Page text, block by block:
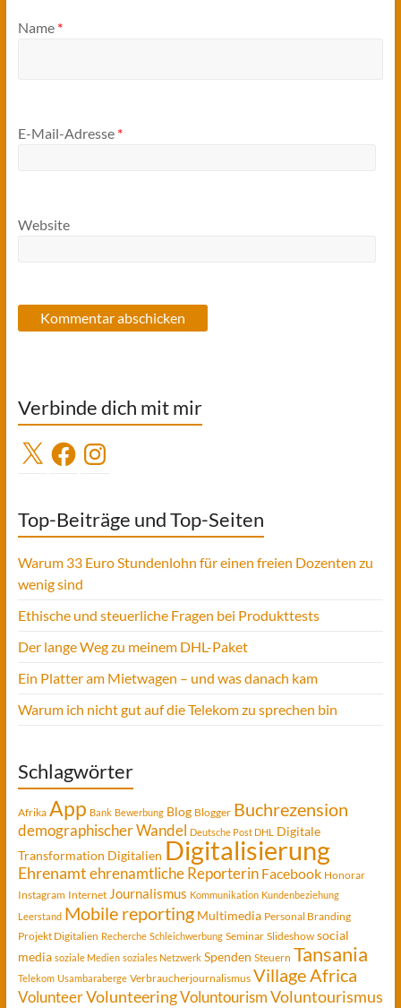
Name *
E-Mail-Adresse *
Website
Verbinde dich mit mir
X FacebookInstagram
Top-Beiträge und Top-Seiten
Warum 33 Euro Stundenlohn für einen freien Dozenten zu
wenig sind
Ethische und steuerliche Fragen bei Produkttests
Der lange Weg zu meinem DHL-Paket
Ein Platter am Mietwagen – und was danach kam
Warum ich nicht gut auf die Telekom zu sprechen bin
Schlagwörter
Afrika App Bank Bewerbung Blog Blogger Buchrezension
demographischer Wandel Deutsche Post DHL
Digitale
Transformation Digitalien Digitalisierung
Ehrenamtehrenamtliche Reporterin Facebook Honorar
Instagram Internet Journalismus Kommunikation Kundenbeziehung
Leerstand Mobile reporting Multimedia Personal Branding
Projekt Digitalien Recherche Schleichwerbung Seminar Slideshow social
media soziale Medien soziales Netzwerk Spenden Steuern Tansania
Telekom Usambaraberge Verbraucherjournalismus Village Africa
VolunteerVolunteeringVoluntourismVoluntourismus